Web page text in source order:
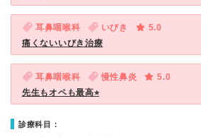
耳鼻咽喉科 いびき
5.0
痛くないいびき治療
耳鼻咽喉科 慢性鼻炎
5.0
先生もオペも最高⭐︎
診療科目：